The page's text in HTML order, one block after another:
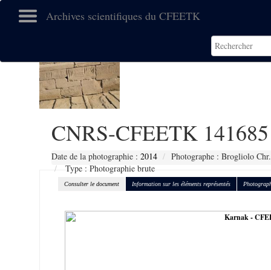
Archives scientifiques du CFEETK
CNRS-CFEETK 141685
Date de la photographie : 2014
Photographe : Brogliolo Chr.
Type : Photographie brute
Consulter le document Information sur les éléments représentés